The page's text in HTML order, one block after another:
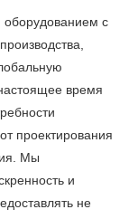
с
время
проектирования
Мы
и
не